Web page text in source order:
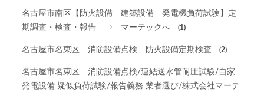
名古屋市南区【防火設備 建築設備 発電機負荷試験】定
期調査・検査・報告 ⇒ マーテックへ
(1)
名古屋市名東区 消防設備点検 防火設備定期検査 (2)
名古屋市名東区 消防設備点検/連結送水管耐圧試験/自家
発電設備 疑似負荷試験/報告義務 業者選び/株式会社マーテ